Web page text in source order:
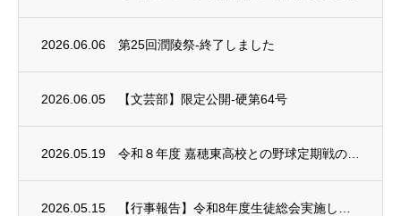
2026.06.06 第25回潤陵祭-終了しました
2026.06.05 【文芸部】限定公開-硬第64号
2026.05.19
2026.05.15